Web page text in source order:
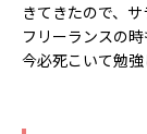
きてきたので、
フリーランスの
今必死こいて勉強